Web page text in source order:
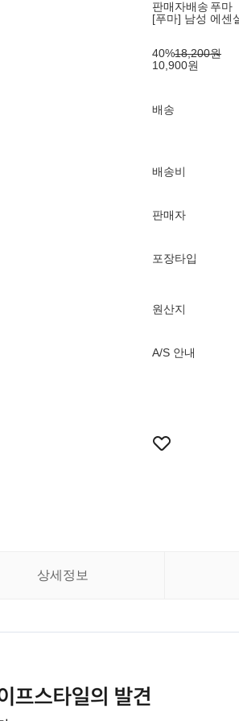
판매자배송 푸마
[푸마] 남성 에센
40%18,200원
10,900원
배송
배송비
판매자
포장타입
원산지
A/S 안내
상세정보